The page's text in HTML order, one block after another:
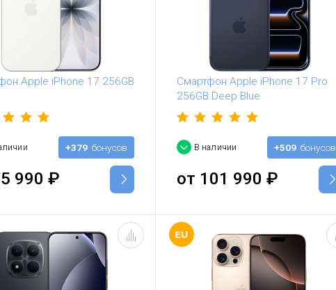
Apple iPhone 17 256GB
+379 бонусов
990 ₽
Смартфон Apple iPhone 17 Pro
256GB Deep Blue
В наличии +509 бонусов
от 101 990 ₽